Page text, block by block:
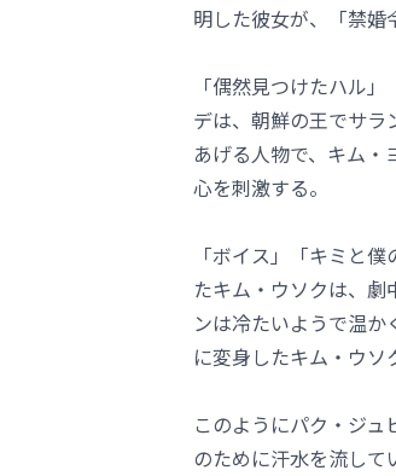
明した彼女が、「禁婚
「偶然見つけたハル
デは、朝鮮の王でサ
あげる人物で、キム
心を刺激する。
「ボイス」「キミと
たキム・ウソクは、
ンは冷たいようで温
に変身したキム・ウソ
このようにパク・ジ
のために汗水を流し